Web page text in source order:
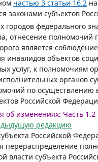
частью 3 статьи 16.2
законами субъектов
городов федерального
отнесение
является
инвалидов объектов
услуг, к полномочиям
органов
по осуществлению
Российской
об изменениях: Часть 1.2
редакцию
Российской
перераспределение
власти субъекта